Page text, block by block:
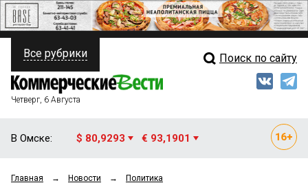
ПОЛИТИКА
ФИНАНСЫ
ОБЩЕСТВО
Свежий выпуск
Все рубрики Поиск по сайту
Четверг, 6 Августа
В Омске: $ 80,9293 € 93,1901
Главная → Новости → Политика